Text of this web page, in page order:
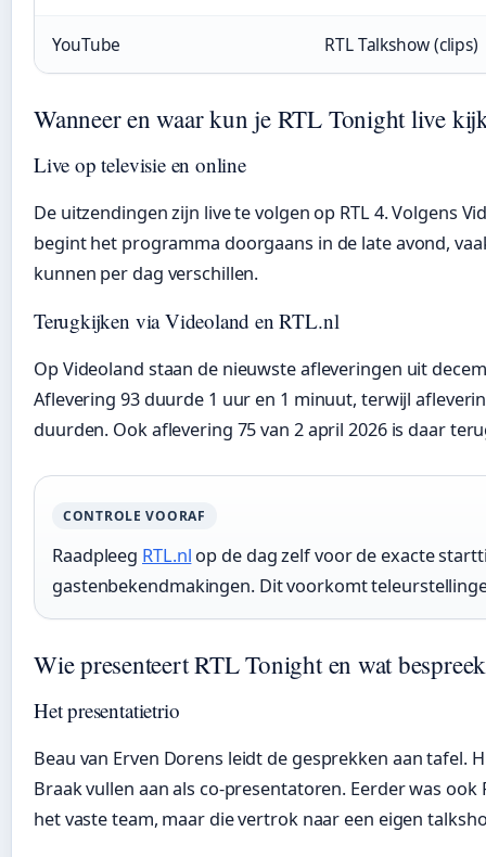
YouTube RTL Talkshow (clips)
Wanneer en waar kun je RTL Tonight live
Live op televisie en online
De uitzendingen zijn live te volgen op RTL 4. Volgens
begint het programma doorgaans in de late avond,
kunnen per dag verschillen.
Terugkijken via Videoland en RTL.nl
Op Videoland staan de nieuwste afleveringen uit
Aflevering 93 duurde 1 uur en 1 minuut, terwijl
duurden. Ook aflevering 75 van 2 april 2026 is daar
CONTROLE VOORAF
Raadpleeg RTL.nl op de dag zelf voor de exacte
gastenbekendmakingen. Dit voorkomt
Wie presenteert RTL Tonight en wat
Het presentatietrio
Beau van Erven Dorens leidt de gesprekken aan tafel.
Braak vullen aan als co-presentatoren. Eerder was ook
het vaste team, maar die vertrok naar een eigen